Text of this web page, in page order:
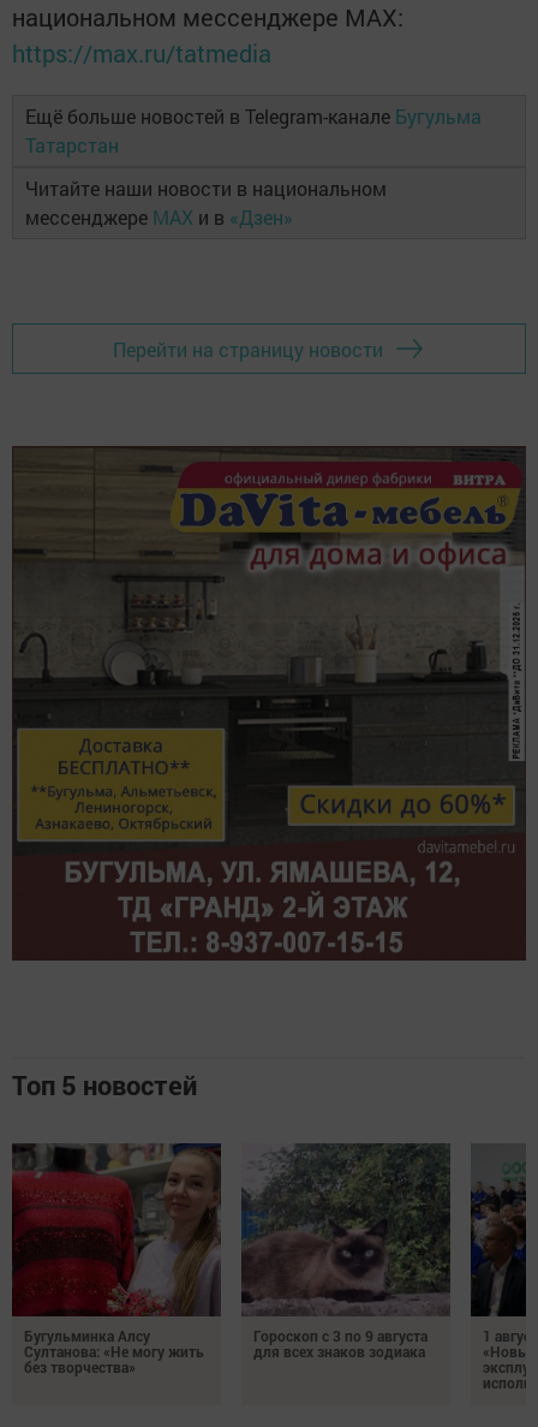
национальном мессенджере MАХ:
https://max.ru/tatmedia
Ещё больше новостей в Telegram-канале Бугульма
Татарстан
Читайте наши новости в национальном
мессенджере MAX и в «Дзен»
Перейти на страницу новости
Топ 5 новостей
Бугульминка Алсу
Султанова: «Не могу жить
без творчества»
Гороскоп с 3 по 9 августа
для всех знаков зодиака
1
«Новые